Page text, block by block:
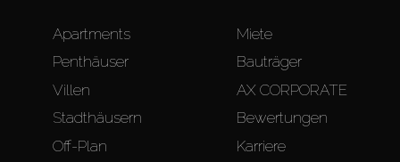
Apartments
Penthäuser
Villen
Stadthäusern
Off-Plan
Miete
Bauträger
AX CORPORATE
Bewertungen
Karriere